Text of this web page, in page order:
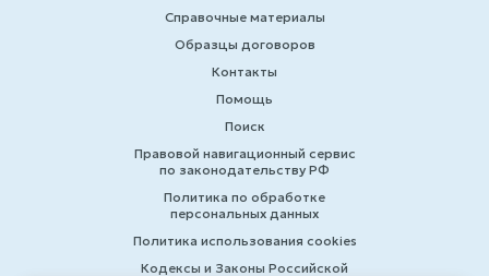
Справочные материалы
Образцы договоров
Контакты
Помощь
Поиск
Правовой навигационный сервис
по законодательству РФ
Политика по обработке
персональных данных
Политика использования cookies
Кодексы и Законы Российской